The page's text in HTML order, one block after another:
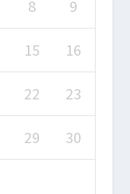
8 9
15 16
22 23
29 30